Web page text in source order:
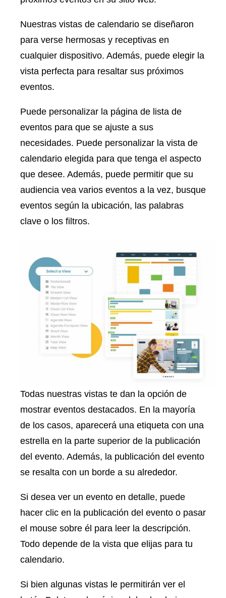
Nuestras vistas de calendario se diseñaron
para verse hermosas y receptivas en
cualquier dispositivo. Además, puede elegir la
vista perfecta para resaltar sus próximos
eventos.
Puede personalizar la página de lista de
eventos para que se ajuste a sus
necesidades. Puede personalizar la vista de
calendario elegida para que tenga el aspecto
que desee. Además, puede permitir que su
audiencia vea varios eventos a la vez, busque
eventos según la ubicación, las palabras
clave o los filtros.
Todas nuestras vistas te dan la opción de
mostrar eventos destacados. En la mayoría
de los casos, aparecerá una etiqueta con una
estrella en la parte superior de la publicación
del evento. Además, la publicación del evento
se resalta con un borde a su alrededor.
Si desea ver un evento en detalle, puede
hacer clic en la publicación del evento o pasar
el mouse sobre él para leer la descripción.
Todo depende de la vista que elijas para tu
calendario.
Si bien algunas vistas le permitirán ver el